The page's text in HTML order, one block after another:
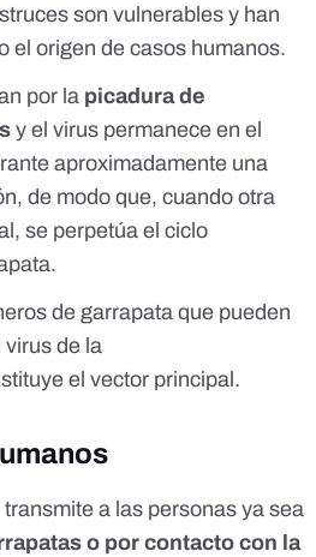
son vulnerables y han
el origen de casos humanos.
por la picadura de
y el virus permanece en el
aproximadamente una
de modo que, cuando otra
se perpetúa el ciclo
de garrapata que pueden
de la
el vector principal.
a las personas ya sea
o por contacto con la